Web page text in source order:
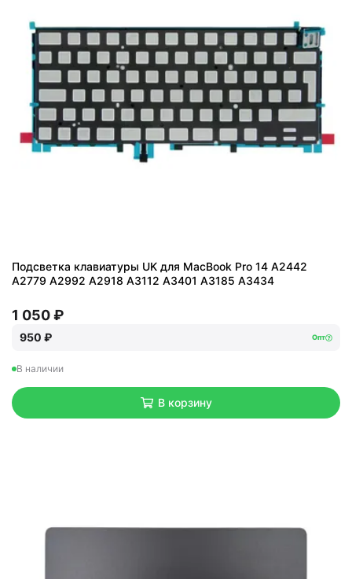
Подсветка клавиатуры UK для MacBook Pro 14 A2442
A2779 A2992 A2918 A3112 A3401 A3185 A3434
1 050 ₽
950 ₽ Опт
В наличии
В корзину